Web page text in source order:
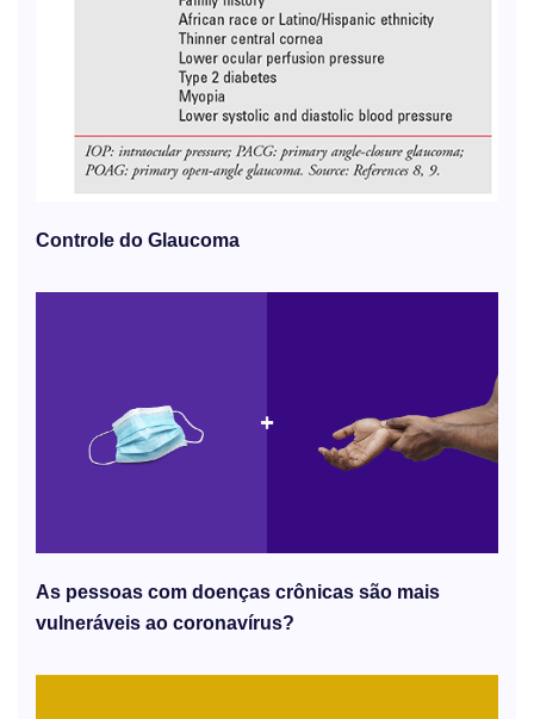
Controle do Glaucoma
As pessoas com doenças crônicas são mais
vulneráveis ​​ao coronavírus?